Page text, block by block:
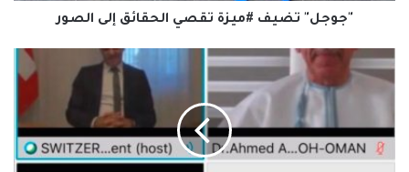
"جوجل" تضيف #ميزة تقصي الحقائق إلى الصور
السلطنة
تشارك
ضمان